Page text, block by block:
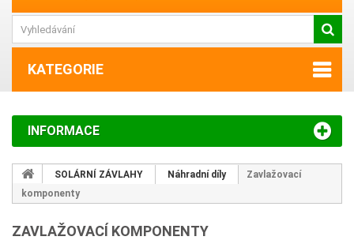
KATEGORIE
INFORMACE
SOLÁRNÍ ZÁVLAHY Náhradní díly
Zavlažovací
komponenty
ZAVLAŽOVACÍ KOMPONENTY